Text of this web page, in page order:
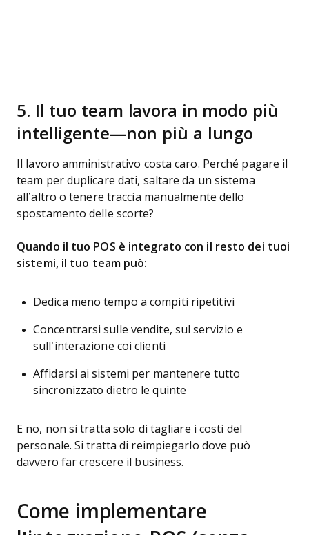
5. Il tuo team lavora in modo più
intelligente—non più a lungo
Il lavoro amministrativo costa caro. Perché pagare il
team per duplicare dati, saltare da un sistema
all’altro o tenere traccia manualmente dello
spostamento delle scorte?
Quando il tuo POS è integrato con il resto dei tuoi
sistemi, il tuo team può:
Dedica meno tempo a compiti ripetitivi
Concentrarsi sulle vendite, sul servizio e
sull’interazione coi clienti
Affidarsi ai sistemi per mantenere tutto
sincronizzato dietro le quinte
E no, non si tratta solo di tagliare i costi del
personale. Si tratta di reimpiegarlo dove può
davvero far crescere il business.
Come implementare